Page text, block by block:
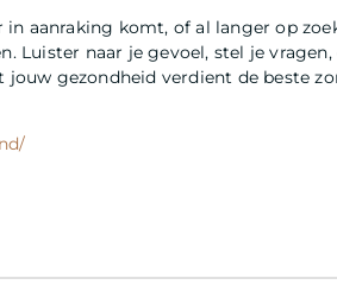
aanraking komt, of al langer op
Luister naar je gevoel, stel je
jouw gezondheid verdient de beste